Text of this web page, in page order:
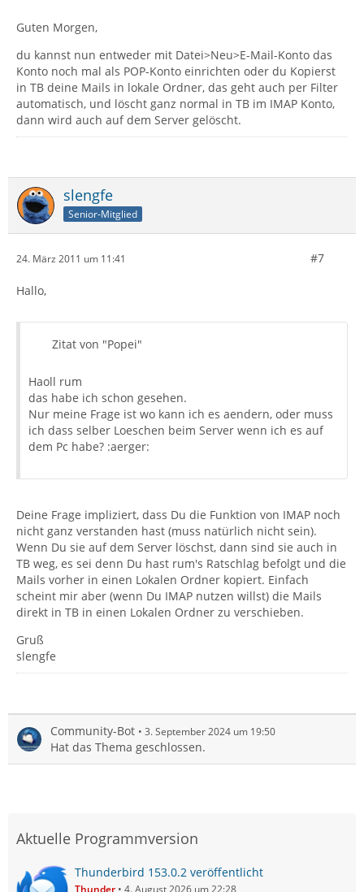
Guten Morgen,
du kannst nun entweder mit Datei>Neu>E-Mail-Konto das
Konto noch mal als POP-Konto einrichten oder du Kopierst
in TB deine Mails in lokale Ordner, das geht auch per Filter
automatisch, und löscht ganz normal in TB im IMAP Konto,
dann wird auch auf dem Server gelöscht.
slengfe
Senior-Mitglied
24. März 2011 um 11:41 #7
Hallo,
Zitat von "Popei"
Haoll rum
das habe ich schon gesehen.
Nur meine Frage ist wo kann ich es aendern, oder muss
ich dass selber Loeschen beim Server wenn ich es auf
dem Pc habe? :aerger:
Deine Frage impliziert, dass Du die Funktion von IMAP noch
nicht ganz verstanden hast (muss natürlich nicht sein).
Wenn Du sie auf dem Server löschst, dann sind sie auch in
TB weg, es sei denn Du hast rum's Ratschlag befolgt und die
Mails vorher in einen Lokalen Ordner kopiert. Einfach
scheint mir aber (wenn Du IMAP nutzen willst) die Mails
direkt in TB in einen Lokalen Ordner zu verschieben.
Gruß
slengfe
Community-Bot 3. September 2024 um 19:50
Hat das Thema geschlossen.
Aktuelle Programmversion
Thunderbird 153.0.2 veröffentlicht
Thunder 4. August 2026 um 22:28